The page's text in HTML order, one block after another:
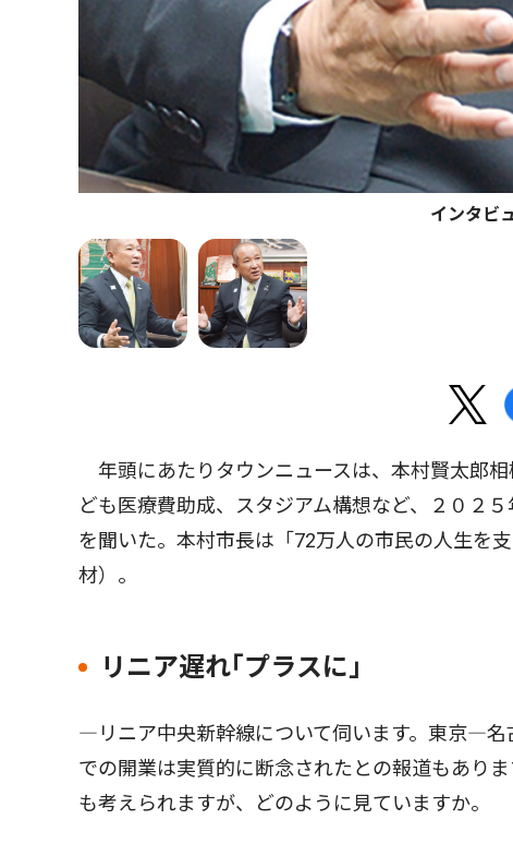
インタビ
年頭にあたりタウンニュースは、本村賢太郎
ども医療費助成、スタジアム構想など、２０２
を聞いた。本村市長は「72万人の市民の人生を
材）。
リニア遅れ｢プラスに｣
―リニア中央新幹線について伺います。東京―名
での開業は実質的に断念されたとの報道もあり
も考えられますが、どのように見ていますか。